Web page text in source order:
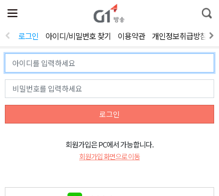
전
체
뉴
열
통
합
색
로그인 아이디/비밀번호 찾기 이용약관 개인정보취급방침
로그인
회원가입은 PC에서 가능합니다.
회원가입 화면으로 이동